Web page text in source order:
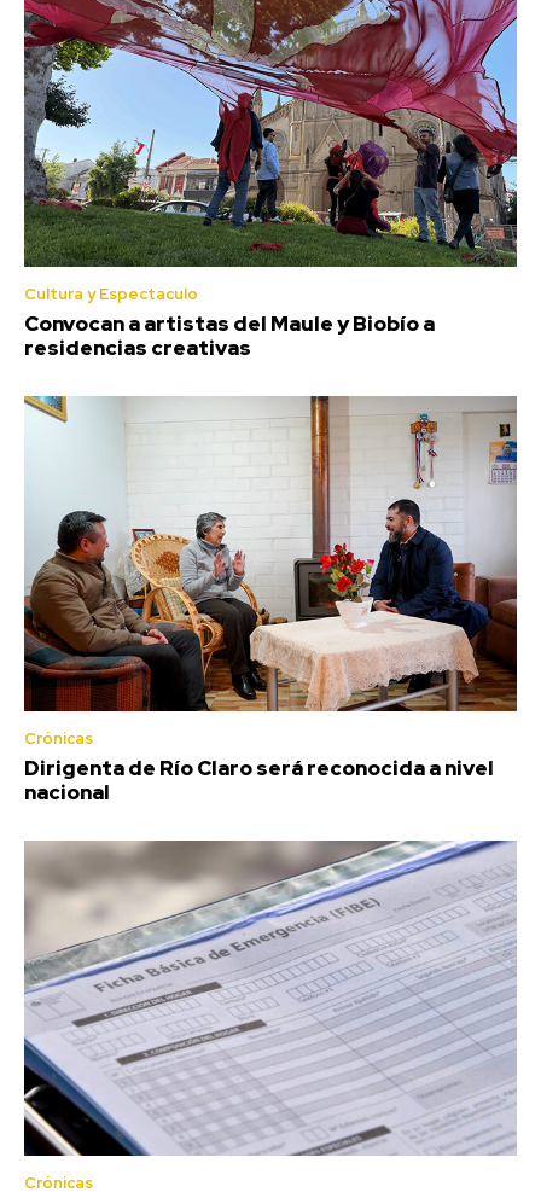
Cultura y Espectaculo
Convocan a artistas del Maule y Biobío a
residencias creativas
Crónicas
Dirigenta de Río Claro será reconocida a nivel
nacional
Crónicas